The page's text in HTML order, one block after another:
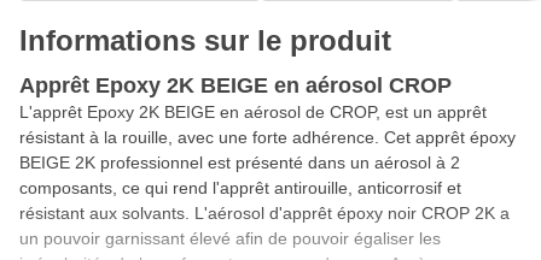
Informations sur le produit
Apprêt Epoxy 2K BEIGE en aérosol CROP
L'apprêt Epoxy 2K BEIGE en aérosol de CROP, est un apprêt
résistant à la rouille, avec une forte adhérence. Cet apprêt époxy
BEIGE 2K professionnel est présenté dans un aérosol à 2
composants, ce qui rend l'apprêt antirouille, anticorrosif et
résistant aux solvants. L'aérosol d'apprêt époxy noir CROP 2K a
un pouvoir garnissant élevé afin de pouvoir égaliser les